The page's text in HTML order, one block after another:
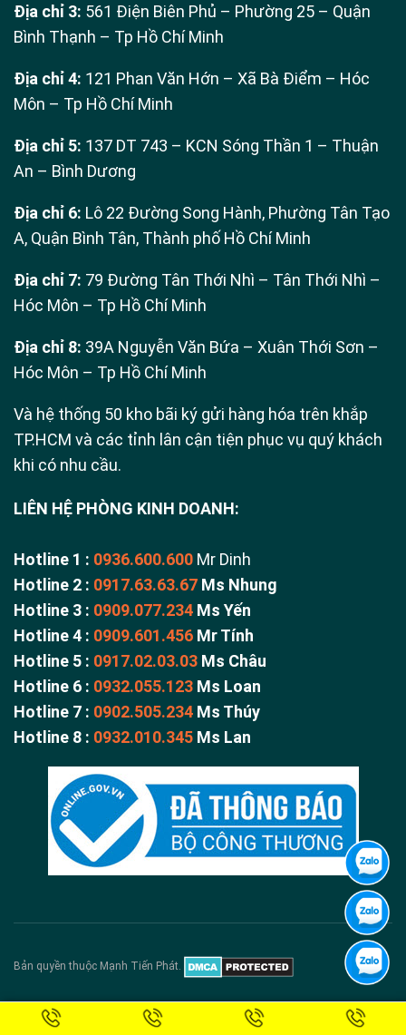
Địa chỉ 3: 561 Điện Biên Phủ – Phường 25 – Quận
Bình Thạnh – Tp Hồ Chí Minh
Địa chỉ 4: 121 Phan Văn Hớn – Xã Bà Điểm – Hóc
Môn – Tp Hồ Chí Minh
Địa chỉ 5: 137 DT 743 – KCN Sóng Thần 1 – Thuận
An – Bình Dương
Địa chỉ 6: Lô 22 Đường Song Hành, Phường Tân Tạo
A, Quận Bình Tân, Thành phố Hồ Chí Minh
Địa chỉ 7: 79 Đường Tân Thới Nhì – Tân Thới Nhì –
Hóc Môn – Tp Hồ Chí Minh
Địa chỉ 8: 39A Nguyễn Văn Bứa – Xuân Thới Sơn –
Hóc Môn – Tp Hồ Chí Minh
Và hệ thống 50 kho bãi ký gửi hàng hóa trên khắp
TP.HCM và các tỉnh lân cận tiện phục vụ quý khách
khi có nhu cầu.
LIÊN HỆ PHÒNG KINH DOANH:
Hotline 1 : 0936.600.600 Mr Dinh
Hotline 2 : 0917.63.63.67 Ms Nhung
Hotline 3 : 0909.077.234 Ms Yến
Hotline 4 : 0909.601.456 Mr Tính
Hotline 5 : 0917.02.03.03 Ms Châu
Hotline 6 : 0932.055.123 Ms Loan
Hotline 7 : 0902.505.234 Ms Thúy
Hotline 8 : 0932.010.345 Ms Lan
Bản quyền thuộc Mạnh Tiến Phát.